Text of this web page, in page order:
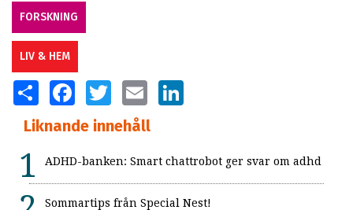
FORSKNING
LIV & HEM
SHARE FACEBOOKTWITTER EMAIL
Liknande innehåll
ADHD-banken: Smart chattrobot ger svar om adhd
Sommartips från Special Nest!